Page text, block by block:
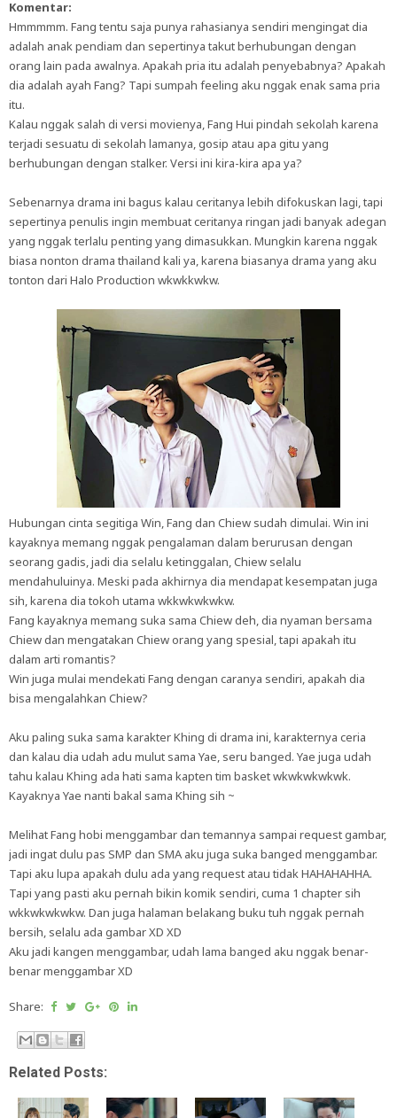
Komentar:
Hmmmmm. Fang tentu saja punya rahasianya sendiri mengingat dia
adalah anak pendiam dan sepertinya takut berhubungan dengan
orang lain pada awalnya. Apakah pria itu adalah penyebabnya? Apakah
dia adalah ayah Fang? Tapi sumpah feeling aku nggak enak sama pria
itu.
Kalau nggak salah di versi movienya, Fang Hui pindah sekolah karena
terjadi sesuatu di sekolah lamanya, gosip atau apa gitu yang
berhubungan dengan stalker. Versi ini kira-kira apa ya?
Sebenarnya drama ini bagus kalau ceritanya lebih difokuskan lagi, tapi
sepertinya penulis ingin membuat ceritanya ringan jadi banyak adegan
yang nggak terlalu penting yang dimasukkan. Mungkin karena nggak
biasa nonton drama thailand kali ya, karena biasanya drama yang aku
tonton dari Halo Production wkwkkwkw.
Hubungan cinta segitiga Win, Fang dan Chiew sudah dimulai. Win ini
kayaknya memang nggak pengalaman dalam berurusan dengan
seorang gadis, jadi dia selalu ketinggalan, Chiew selalu
mendahuluinya. Meski pada akhirnya dia mendapat kesempatan juga
sih, karena dia tokoh utama wkkwkwkwkw.
Fang kayaknya memang suka sama Chiew deh, dia nyaman bersama
Chiew dan mengatakan Chiew orang yang spesial, tapi apakah itu
dalam arti romantis?
Win juga mulai mendekati Fang dengan caranya sendiri, apakah dia
bisa mengalahkan Chiew?
Aku paling suka sama karakter Khing di drama ini, karakternya ceria
dan kalau dia udah adu mulut sama Yae, seru banged. Yae juga udah
tahu kalau Khing ada hati sama kapten tim basket wkwkwkwkwk.
Kayaknya Yae nanti bakal sama Khing sih ~
Melihat Fang hobi menggambar dan temannya sampai request gambar,
jadi ingat dulu pas SMP dan SMA aku juga suka banged menggambar.
Tapi aku lupa apakah dulu ada yang request atau tidak HAHAHAHHA.
Tapi yang pasti aku pernah bikin komik sendiri, cuma 1 chapter sih
wkkwkwkwkw. Dan juga halaman belakang buku tuh nggak pernah
bersih, selalu ada gambar XD XD
Aku jadi kangen menggambar, udah lama banged aku nggak benar-
benar menggambar XD
Share:
Related Posts: